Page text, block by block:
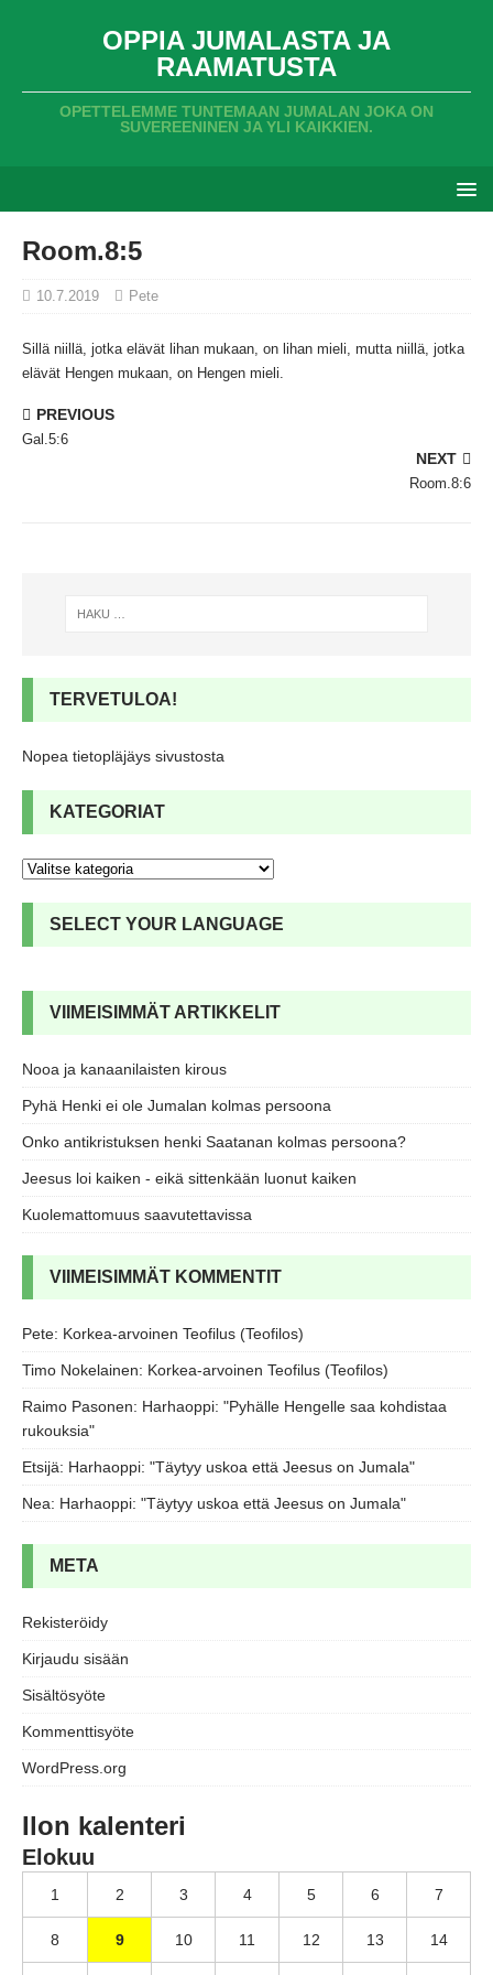
OPPIA JUMALASTA JA
RAAMATUSTA
OPETTELEMME TUNTEMAAN JUMALAN JOKA ON
SUVEREENINEN JA YLI KAIKKIEN.
Room.8:5
10.7.2019 Pete
Sillä niillä, jotka elävät lihan mukaan, on lihan mieli, mutta niillä, jotka
elävät Hengen mukaan, on Hengen mieli.
PREVIOUS
Gal.5:6
NEXT
Room.8:6
TERVETULOA!
Nopea tietopläjäys sivustosta
KATEGORIAT
SELECT YOUR LANGUAGE
VIIMEISIMMÄT ARTIKKELIT
Nooa ja kanaanilaisten kirous
Pyhä Henki ei ole Jumalan kolmas persoona
Onko antikristuksen henki Saatanan kolmas persoona?
Jeesus loi kaiken - eikä sittenkään luonut kaiken
Kuolemattomuus saavutettavissa
VIIMEISIMMÄT KOMMENTIT
Pete: Korkea-arvoinen Teofilus (Teofilos)
Timo Nokelainen: Korkea-arvoinen Teofilus (Teofilos)
Raimo Pasonen: Harhaoppi: "Pyhälle Hengelle saa kohdistaa
rukouksia"
Etsijä: Harhaoppi: "Täytyy uskoa että Jeesus on Jumala"
Nea: Harhaoppi: "Täytyy uskoa että Jeesus on Jumala"
META
Rekisteröidy
Kirjaudu sisään
Sisältösyöte
Kommenttisyöte
WordPress.org
Ilon kalenteri
Elokuu
1 2 3 4 5 6 7
8 9 10 11 12 13 14